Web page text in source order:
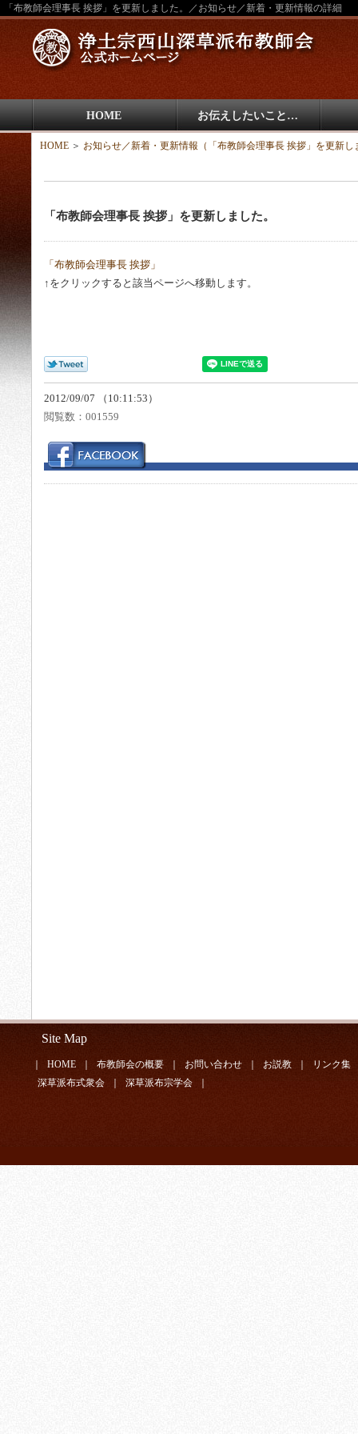
「布教師会理事長 挨拶」を更新しました。／お知らせ／新着・更新情報の詳細
HOME お伝えしたいこと…
HOME ＞ お知らせ／新着・更新情報（「布教師会理事長 挨拶」を更新し
「布教師会理事長 挨拶」を更新しました。
「布教師会理事長 挨拶」
↑をクリックすると該当ページへ移動します。
2012/09/07 （10:11:53）
閲覧数： 001559
Site Map
｜ HOME ｜ 布教師会の概要 ｜ お問い合わせ ｜ お説教 ｜ リンク集
深草派布式衆会
｜ 深草派布宗学会 ｜